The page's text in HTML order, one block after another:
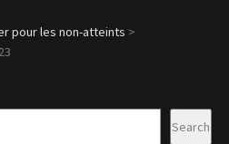
pour les non-atteints >
Search